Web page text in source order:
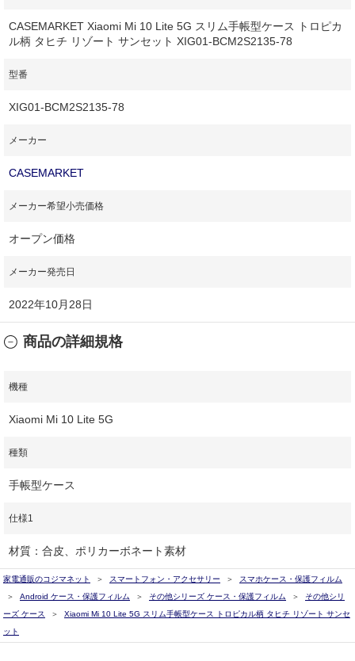
CASEMARKET Xiaomi Mi 10 Lite 5G スリム手帳型ケース トロピカ
ル柄 タヒチ リゾート サンセット XIG01-BCM2S2135-78
型番
XIG01-BCM2S2135-78
メーカー
CASEMARKET
メーカー希望小売価格
オープン価格
メーカー発売日
2022年10月28日
商品の詳細規格
機種
Xiaomi Mi 10 Lite 5G
種類
手帳型ケース
仕様1
材質：合皮、ポリカーボネート素材
家電通販のコジマネット スマートフォン・アクセサリー
スマホケース・保護フィルム
Android ケース・保護フィルム
その他シリーズ ケース・保護フィルム
その他シリ
ーズ ケース
Xiaomi Mi 10 Lite 5G スリム手帳型ケース トロピカル柄 タヒチ リゾート サンセ
ット